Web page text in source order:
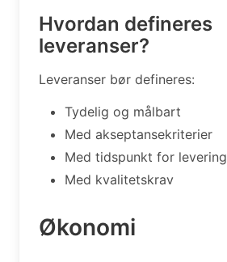
Hvordan defineres
leveranser?
Leveranser bør defineres:
Tydelig og målbart
Med akseptansekriterier
Med tidspunkt for levering
Med kvalitetskrav
Økonomi